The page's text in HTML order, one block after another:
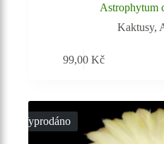
Astrophytum
Kaktusy,
99,00Kč
Vyprodáno